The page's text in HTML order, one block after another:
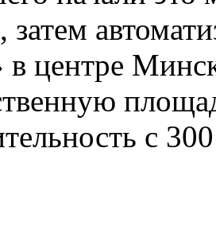
затем
в центре
с